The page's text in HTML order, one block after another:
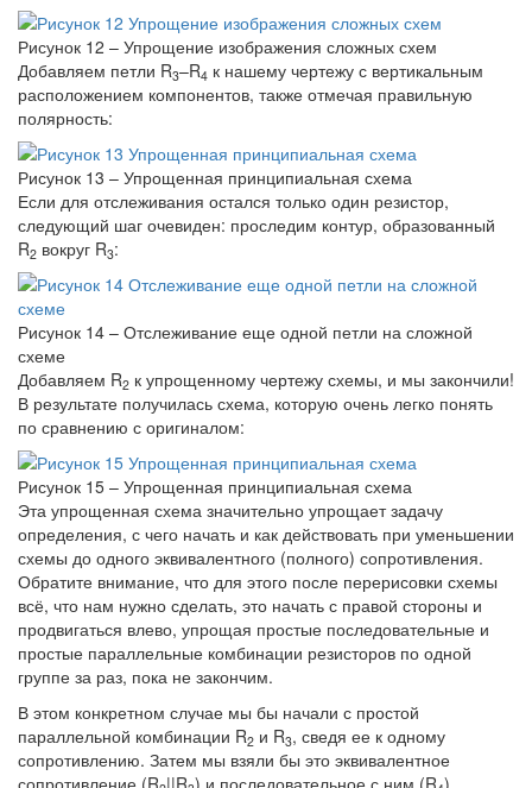
Рисунок 12 – Упрощение изображения сложных схем
Добавляем петли R3–R4 к нашему чертежу с вертикальным
расположением компонентов, также отмечая правильную
полярность:
Рисунок 13 – Упрощенная принципиальная схема
Если для отслеживания остался только один резистор,
следующий шаг очевиден: проследим контур, образованный
R2 вокруг R3:
Рисунок 14 – Отслеживание еще одной петли на сложной
схеме
Добавляем R2 к упрощенному чертежу схемы, и мы закончили!
В результате получилась схема, которую очень легко понять
по сравнению с оригиналом:
Рисунок 15 – Упрощенная принципиальная схема
Эта упрощенная схема значительно упрощает задачу
определения, с чего начать и как действовать при уменьшении
схемы до одного эквивалентного (полного) сопротивления.
Обратите внимание, что для этого после перерисовки схемы
всё, что нам нужно сделать, это начать с правой стороны и
продвигаться влево, упрощая простые последовательные и
простые параллельные комбинации резисторов по одной
группе за раз, пока не закончим.
В этом конкретном случае мы бы начали с простой
параллельной комбинации R2 и R3, сведя ее к одному
сопротивлению. Затем мы взяли бы это эквивалентное
сопротивление (R ||R ) и последовательное с ним (R ),